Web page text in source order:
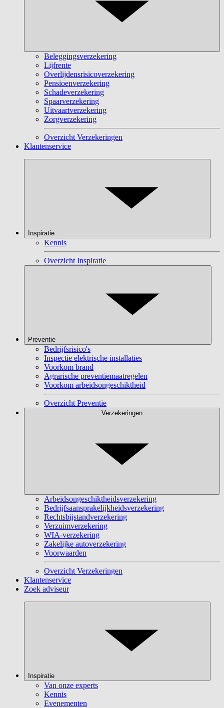
Beleggingsverzekering
Lijfrente
Overlijdensrisicoverzekering
Pensioenverzekering
Schadeverzekering
Spaarverzekering
Uitvaartverzekering
Zorgverzekering
Overzicht Verzekeringen
Klantenservice
Inspiratie
Kennis
Overzicht Inspiratie
Preventie
Bedrijfsrisico's
Inspectie elektrische installaties
Voorkom brand
Agrarische preventiemaatregelen
Voorkom arbeidsongeschiktheid
Overzicht Preventie
Verzekeringen
Arbeidsongeschiktheidsverzekering
Bedrijfsaansprakelijkheidsverzekering
Rechtsbijstandverzekering
Verzuimverzekering
WIA-verzekering
Zakelijke autoverzekering
Voorwaarden
Overzicht Verzekeringen
Klantenservice
Zoek adviseur
Inspiratie
Van onze experts
Kennis
Evenementen